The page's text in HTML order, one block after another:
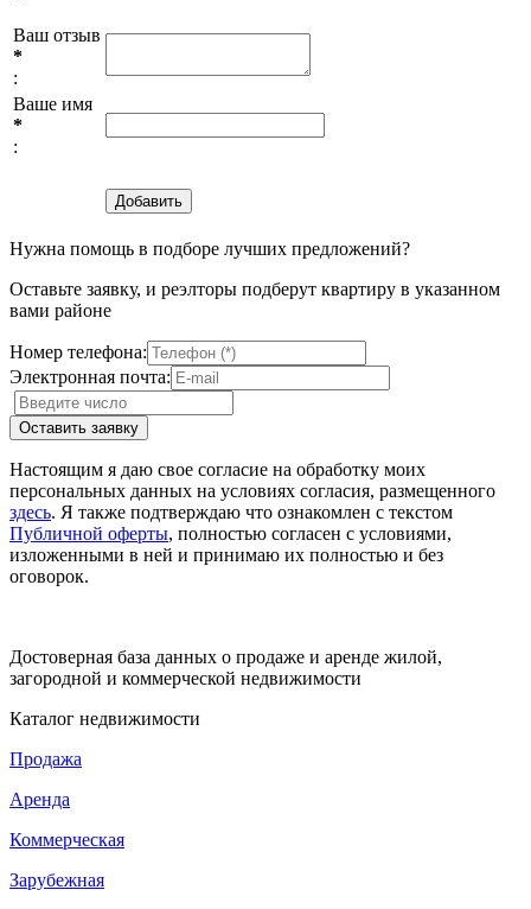
Ваш отзыв
*
:
Ваше имя
*
:
Нужна помощь в подборе лучших предложений?
Оставьте заявку, и реэлторы подберут квартиру в указанном
вами районе
Номер телефона:
Электронная почта:
Настоящим я даю свое согласие на обработку моих
персональных данных на условиях согласия, размещенного
здесь. Я также подтверждаю что ознакомлен с текстом
Публичной оферты, полностью согласен с условиями,
изложенными в ней и принимаю их полностью и без
оговорок.
Достоверная база данных о продаже и аренде жилой,
загородной и коммерческой недвижимости
Каталог недвижимости
Продажа
Аренда
Коммерческая
Зарубежная